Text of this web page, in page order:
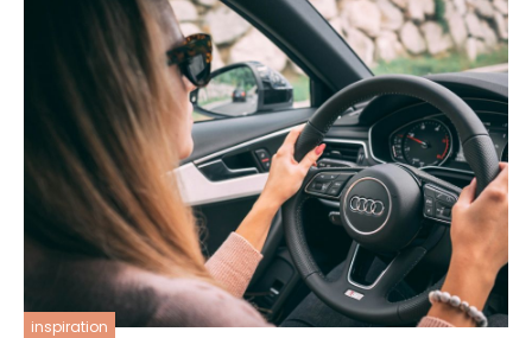
inspiration